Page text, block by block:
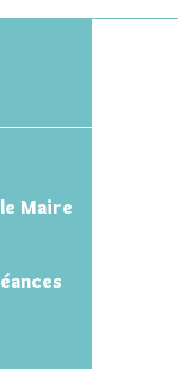
Maire